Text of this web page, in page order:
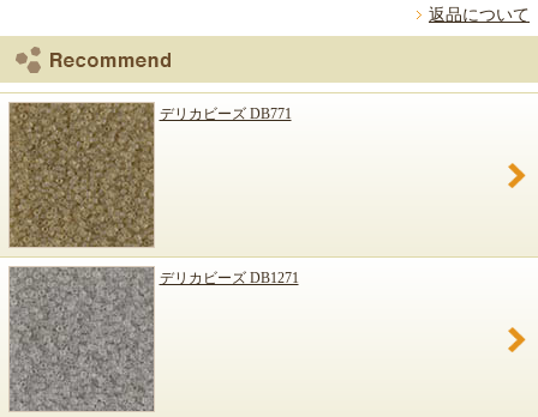
返品について
デリカビーズ DB771
デリカビーズ DB1271